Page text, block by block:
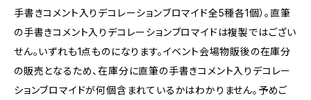
手書きコメント入りデコレーションブロマイド全5種各1個）。直筆
の手書きコメント入りデコレーションブロマイドは複製ではござい
せん。いずれも1点ものになります。イベント会場物販後の在庫分
の販売となるため、在庫分に直筆の手書きコメント入りデコレー
ションブロマイドが何個含まれているかはわかりません。予めご